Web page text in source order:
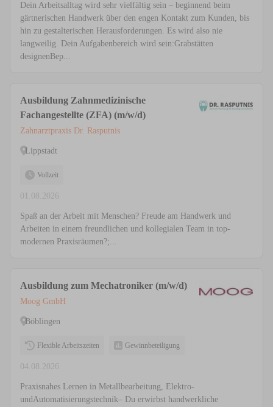
Dein Arbeitsalltag wird sehr vielfältig sein – beginnend beim
gärtnerischen Handwerk über den engen Kontakt zum Kunden, bis
hin zu gestalterischen Herausforderungen. Es wird also nie
langweilig. Dein Aufgabenbereich wird sein:Grabstätten
designenBep...
Ausbildung Zahnmedizinische
Fachangestellte (ZFA) (m/w/d)
Zahnarztpraxis Dr. Rasputnis
Lippstadt
Vollzeit
01.08.2026
Spaß an der Arbeit mit Menschen? Freude am Handwerk und
Arbeiten in einem freundlichen und kollegialen Team in top-
modernen Praxisräumen?;...
Ausbildung zum Mechatroniker (m/w/d)
Moog GmbH
Böblingen
Flexible Arbeitszeiten Gewinnbeteiligung
04.08.2026
Praxisnahes Lernen in Metallbearbeitung, Elektro-
undAutomatisierungstechnik– Du erwirbst handwerkliche